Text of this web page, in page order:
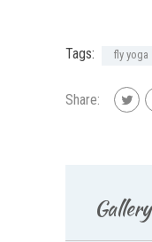
Tags: fly yoga
Share:
Gallery